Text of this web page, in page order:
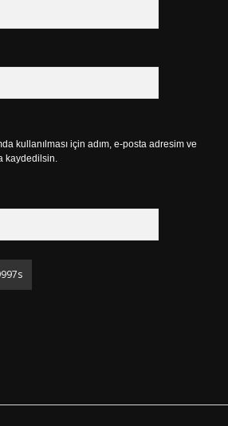
kullanılması için adım, e-posta adresim ve
kaydedilsin.